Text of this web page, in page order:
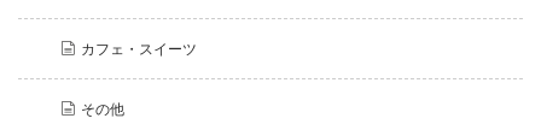
カフェ・スイーツ
その他